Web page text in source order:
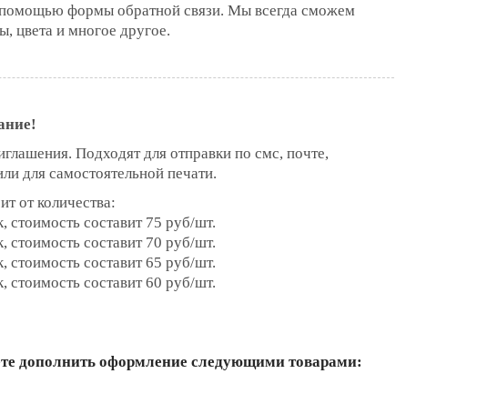
формы обратной связи. Мы всегда сможем
цвета и многое другое.
Подходят для отправки по смс, почте,
для самостоятельной печати.
от количества:
стоимость составит 75 руб/шт.
стоимость составит 70 руб/шт.
стоимость составит 65 руб/шт.
стоимость составит 60 руб/шт.
дополнить оформление следующими товарами: